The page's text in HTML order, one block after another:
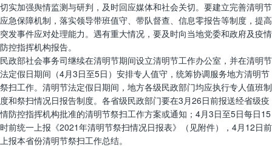
切实加强舆情监测与研判，及时回应媒体和社会关切。要建立完善清明节
应急保障机制，落实领导带班值守、带队督查、信息零报告等制度，提高
突发事件应对处理能力。遇有重大情况，要及时向当地党委和政府及疫情
防控指挥机构报告。
民政部社会事务司继续在清明节期间设立清明节工作办公室，并在清明节
法定假日期间（4月3日至5日）安排专人值守，统筹协调服务地方清明节
祭扫工作。清明节法定假日期间，地方各级民政部门均应执行专人值班制
度和祭扫情况日报告制度。各省级民政部门要在3月26日前报送经省级疫
情防控指挥机构批准的清明节祭扫工作方案或通知；4月3日至5日每日15
时前统一上报《2021年清明节祭扫情况日报表》（见附件），4月12日前
上报本省份清明节祭扫工作总结。